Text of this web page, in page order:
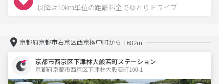
以降は10km単位の距離料金でゆとりドライブ
京都府京都市右京区西京極中町から 1682m
京都市西京区下津林大般若町ステーション
京都府京都市西京区下津林大般若町100-1